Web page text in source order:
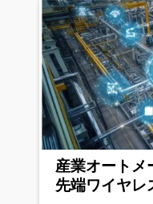
産業オートメ
先端ワイヤレ